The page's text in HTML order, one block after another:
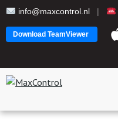
info@maxcontrol.nl |
Download TeamViewer